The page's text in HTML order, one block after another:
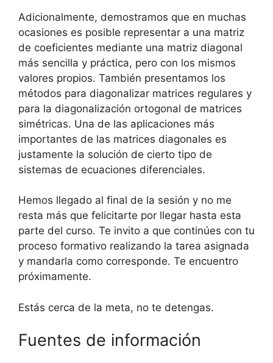
Adicionalmente, demostramos que en muchas
ocasiones es posible representar a una matriz
de coeficientes mediante una matriz diagonal
más sencilla y práctica, pero con los mismos
valores propios. También presentamos los
métodos para diagonalizar matrices regulares y
para la diagonalización ortogonal de matrices
simétricas. Una de las aplicaciones más
importantes de las matrices diagonales es
justamente la solución de cierto tipo de
sistemas de ecuaciones diferenciales.
Hemos llegado al final de la sesión y no me
resta más que felicitarte por llegar hasta esta
parte del curso. Te invito a que continúes con tu
proceso formativo realizando la tarea asignada
y mandarla como corresponde. Te encuentro
próximamente.
Estás cerca de la meta, no te detengas.
Fuentes de información